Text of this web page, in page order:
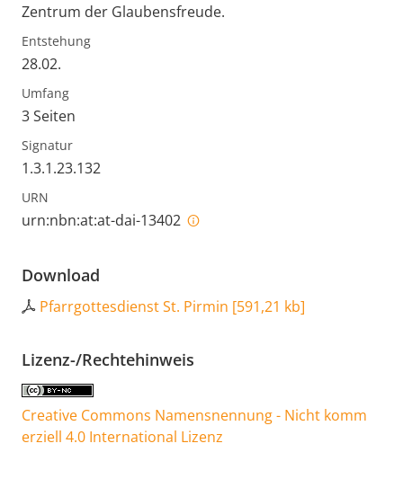
Zentrum der Glaubensfreude.
Entstehung
28.02.
Umfang
3 Seiten
Signatur
1.3.1.23.132
URN
urn:nbn:at:at-dai-13402
Download
Pfarrgottesdienst St. Pirmin [591,21 kb]
Lizenz-/Rechtehinweis
Creative Commons Namensnennung - Nicht komm
erziell 4.0 International Lizenz